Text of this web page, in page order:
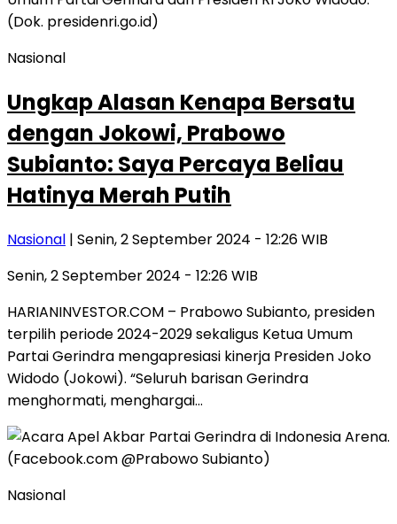
Nasional
Ungkap Alasan Kenapa Bersatu
dengan Jokowi, Prabowo
Subianto: Saya Percaya Beliau
Hatinya Merah Putih
Nasional | Senin, 2 September 2024 - 12:26 WIB
Senin, 2 September 2024 - 12:26 WIB
HARIANINVESTOR.COM – Prabowo Subianto, presiden
terpilih periode 2024-2029 sekaligus Ketua Umum
Partai Gerindra mengapresiasi kinerja Presiden Joko
Widodo (Jokowi). “Seluruh barisan Gerindra
menghormati, menghargai…
Nasional